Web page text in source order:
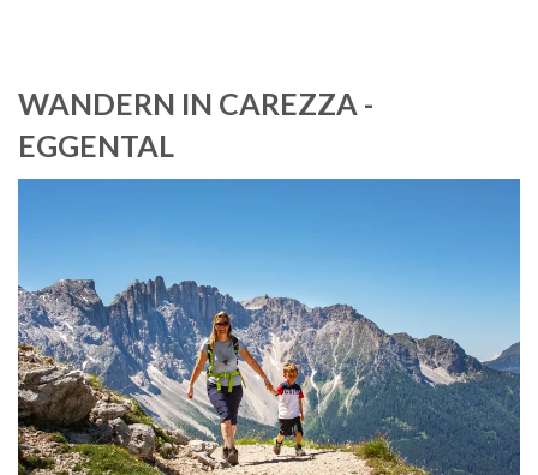
WANDERN IN CAREZZA -
EGGENTAL